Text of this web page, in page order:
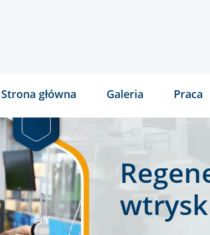
Strona główna Galeria Praca